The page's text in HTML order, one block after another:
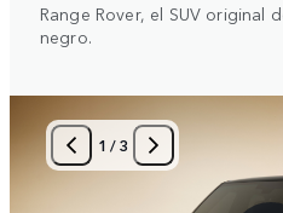
Range Rover, el SUV original
negro.
1 /3